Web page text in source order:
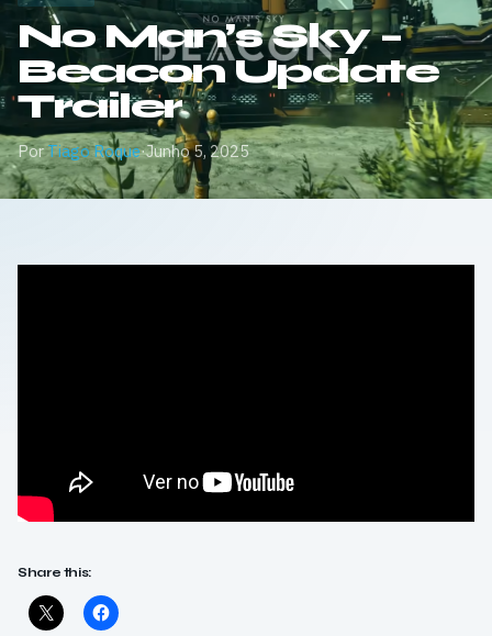
No Man’s Sky –
Beacon Update
Trailer
PorTiago Roque·Junho 5, 2025
Share this: